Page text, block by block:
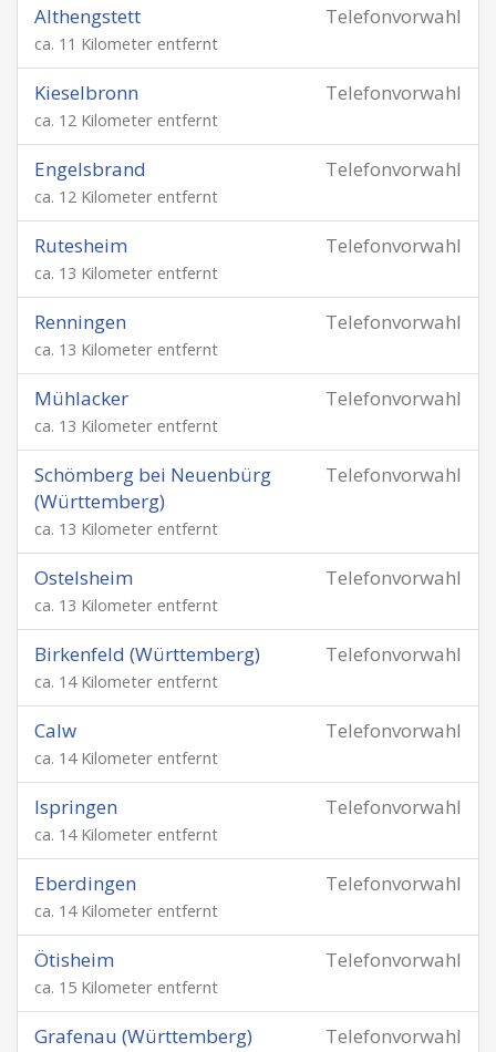
Telefonvorwahl
Althengstett
ca. 11 Kilometer entfernt
Telefonvorwahl
Kieselbronn
ca. 12 Kilometer entfernt
Telefonvorwahl
Engelsbrand
ca. 12 Kilometer entfernt
Telefonvorwahl
Rutesheim
ca. 13 Kilometer entfernt
Telefonvorwahl
Renningen
ca. 13 Kilometer entfernt
Telefonvorwahl
Mühlacker
ca. 13 Kilometer entfernt
Telefonvorwahl
Schömberg bei Neuenbürg
(Württemberg)
ca. 13 Kilometer entfernt
Telefonvorwahl
Ostelsheim
ca. 13 Kilometer entfernt
Telefonvorwahl
Birkenfeld (Württemberg)
ca. 14 Kilometer entfernt
Telefonvorwahl
Calw
ca. 14 Kilometer entfernt
Telefonvorwahl
Ispringen
ca. 14 Kilometer entfernt
Telefonvorwahl
Eberdingen
ca. 14 Kilometer entfernt
Telefonvorwahl
Ötisheim
ca. 15 Kilometer entfernt
Telefonvorwahl
Grafenau (Württemberg)